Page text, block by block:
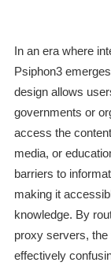
In an era where
Psiphon3
design allows
governments or
access the
media, or
barriers to
making it
knowledge. By
proxy servers,
effectively